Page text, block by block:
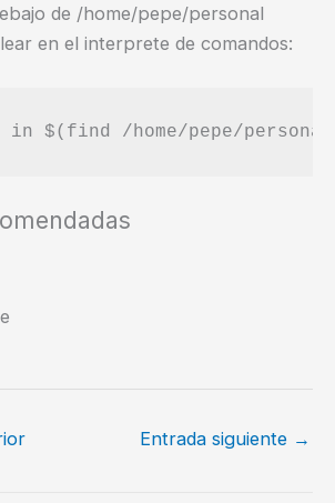
de /home/pepe/personal
en el interprete de comandos:
Entrada siguiente →